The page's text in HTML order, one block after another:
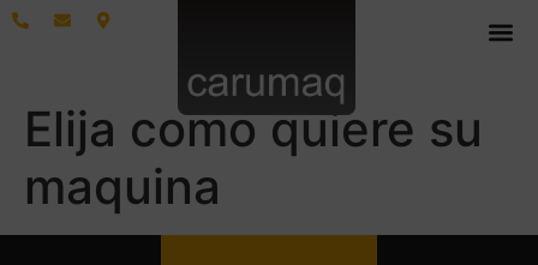
Elija como quiere su
maquina